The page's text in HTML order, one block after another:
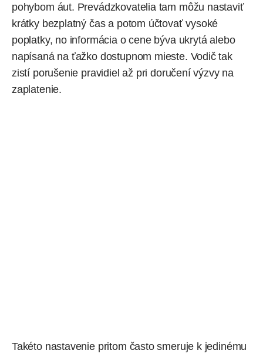
pohybom áut. Prevádzkovatelia tam môžu nastaviť
krátky bezplatný čas a potom účtovať vysoké
poplatky, no informácia o cene býva ukrytá alebo
napísaná na ťažko dostupnom mieste. Vodič tak
zistí porušenie pravidiel až pri doručení výzvy na
zaplatenie.
Takéto nastavenie pritom často smeruje k jedinému